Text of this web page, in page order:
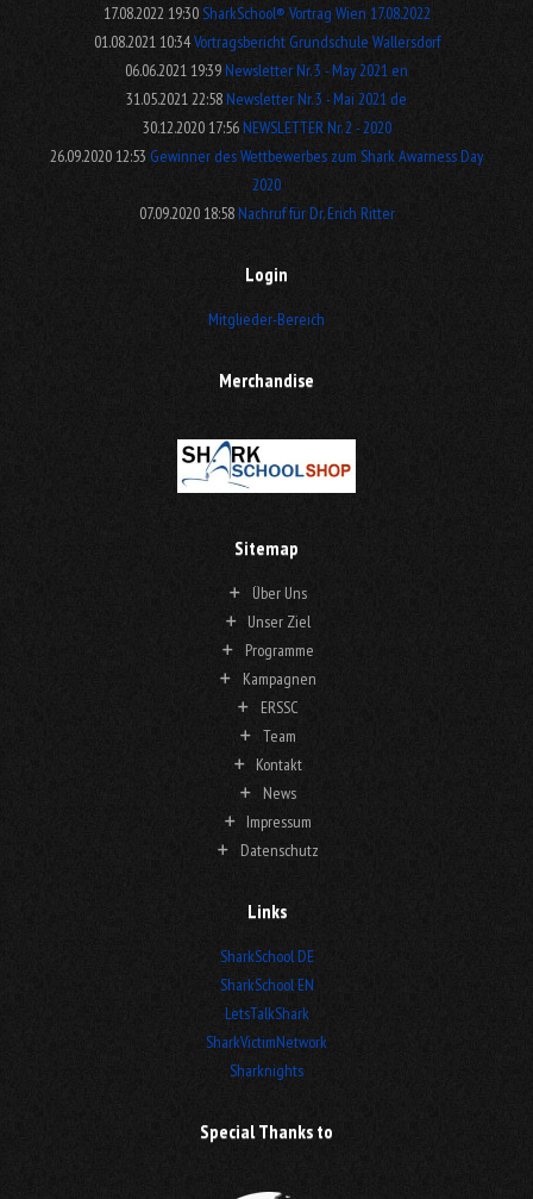
17.08.2022 19:30 SharkSchool® Vortrag Wien 17.08.2022
01.08.2021 10:34Vortragsbericht Grundschule Wallersdorf
06.06.2021 19:39 Newsletter Nr. 3 - May 2021 en
31.05.2021 22:58 Newsletter Nr. 3 - Mai 2021 de
30.12.2020 17:56NEWSLETTER Nr. 2 - 2020
26.09.2020 12:53 Gewinner des Wettbewerbes zum Shark Awarness Day
2020
07.09.2020 18:58 Nachruf für Dr. Erich Ritter
Login
Mitglieder-Bereich
Merchandise
Sitemap
Über Uns
Unser Ziel
Programme
Kampagnen
ERSSC
Team
Kontakt
News
Impressum
Datenschutz
Links
SharkSchool DE
SharkSchool EN
LetsTalkShark
SharkVictimNetwork
Sharknights
Special Thanks to